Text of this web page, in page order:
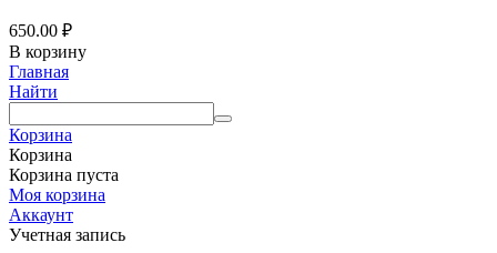
650.00 ₽
В корзину
Главная
Найти
Корзина
Корзина
Корзина пуста
Моя корзина
Аккаунт
Учетная запись